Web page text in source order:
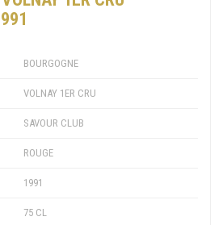
BOURGOGNE
VOLNAY 1ER CRU
SAVOUR CLUB
ROUGE
1991
75 CL